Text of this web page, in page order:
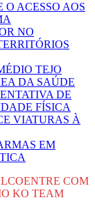
ACESSO AOS
NO
TEJO
DA SAÚDE
DE
FÍSICA
VIATURAS À
EM
COM
KO TEAM